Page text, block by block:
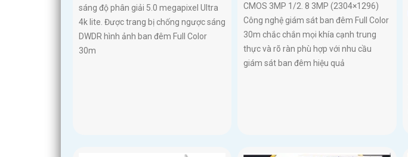
sáng độ phân giải 5.0 megapixel Ultra
4k lite. Được trang bị chống ngược sáng
DWDR hình ảnh ban đêm Full Color
30m
CMOS 3MP 1/2. 8 3MP (2304×1296)
Công nghệ giám sát ban đêm Full Color
30m chắc chắn mọi khía cạnh trung
thực và rõ ràn phù hợp với nhu cầu
giám sát ban đêm hiệu quả